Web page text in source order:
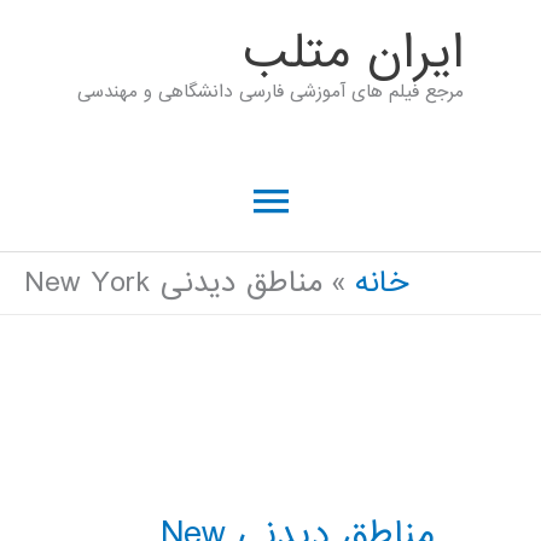
ايران متلب
مرجع فیلم های آموزشی فارسی دانشگاهی و مهندسی
فهرست
اصلی
خانه مناطق دیدنی New York